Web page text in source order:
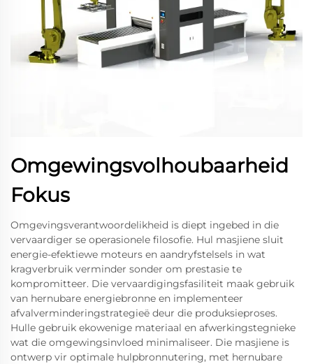
Omgewingsvolhoubaarheid
Fokus
Omgevingsverantwoordelikheid is diept ingebed in die
vervaardiger se operasionele filosofie. Hul masjiene sluit
energie-efektiewe moteurs en aandryfstelsels in wat
kragverbruik verminder sonder om prestasie te
kompromitteer. Die vervaardigingsfasiliteit maak gebruik
van hernubare energiebronne en implementeer
afvalverminderingstrategieë deur die produksieproses.
Hulle gebruik ekowenige materiaal en afwerkingstegnieke
wat die omgewingsinvloed minimaliseer. Die masjiene is
ontwerp vir optimale hulpbronnutering, met hernubare